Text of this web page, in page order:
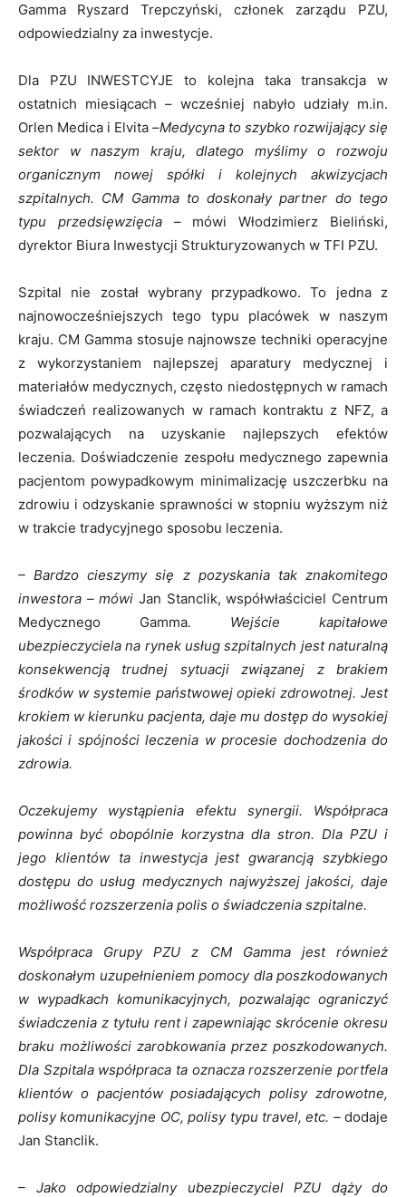
Gamma
Ryszard Trepczyński, członek zarządu PZU,
odpowiedzialny za inwestycje.
Dla PZU INWESTCYJE to kolejna taka transakcja w
ostatnich miesiącach – wcześniej nabyło udziały m.in.
Orlen Medica i Elvita –Medycyna to szybko rozwijający się
sektor w naszym kraju, dlatego myślimy o rozwoju
organicznym nowej spółki i kolejnych akwizycjach
szpitalnych. CM Gamma to doskonały partner do tego
typu przedsięwzięcia– mówi Włodzimierz Bieliński,
dyrektor Biura Inwestycji Strukturyzowanych w TFI PZU.
Szpital nie został wybrany przypadkowo. To jedna z
najnowocześniejszych tego typu placówek w naszym
kraju. CM Gamma stosuje najnowsze techniki operacyjne
z wykorzystaniem najlepszej aparatury medycznej i
materiałów medycznych, często niedostępnych w ramach
świadczeń realizowanych w ramach kontraktu z NFZ, a
pozwalających na uzyskanie najlepszych efektów
leczenia. Doświadczenie zespołu medycznego zapewnia
pacjentom powypadkowym minimalizację uszczerbku na
zdrowiu i odzyskanie sprawności w stopniu wyższym niż
w trakcie tradycyjnego sposobu leczenia.
– Bardzo cieszymy się z pozyskania tak znakomitego
inwestora – mówi Jan Stanclik, współwłaściciel Centrum
Medycznego Gamma. Wejście kapitałowe
ubezpieczyciela na rynek usług szpitalnych jest naturalną
konsekwencją trudnej sytuacji związanej z brakiem
środków w systemie państwowej opieki zdrowotnej. Jest
krokiem w kierunku pacjenta, daje mu dostęp do wysokiej
jakości i spójności leczenia w procesie dochodzenia do
zdrowia.
Oczekujemy wystąpienia efektu synergii. Współpraca
powinna być obopólnie korzystna dla stron. Dla PZU i
jego klientów ta inwestycja jest gwarancją szybkiego
dostępu do usług medycznych najwyższej jakości, daje
możliwość rozszerzenia polis o świadczenia szpitalne.
Współpraca Grupy PZU z CM Gamma jest również
doskonałym uzupełnieniem pomocy dla poszkodowanych
w wypadkach komunikacyjnych, pozwalając ograniczyć
świadczenia z tytułu rent i zapewniając skrócenie okresu
braku możliwości zarobkowania przez poszkodowanych.
Dla Szpitala współpraca ta oznacza rozszerzenie portfela
klientów o pacjentów posiadających polisy zdrowotne,
polisy komunikacyjne OC, polisy typu travel, etc. – dodaje
Jan Stanclik.
– Jako odpowiedzialny ubezpieczyciel PZU dąży do